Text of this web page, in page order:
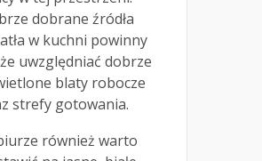
dobrane źródła
w kuchni powinny
uwzględniać dobrze
blaty robocze
strefy gotowania.
również warto